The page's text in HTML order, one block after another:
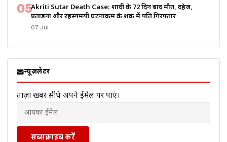
05Akriti Sutar Death Case: शादी के 72 दिन बाद मौत, दहेज,
प्रताड़ना और रहस्यमयी घटनाक्रम के शक में पति गिरफ्तार
07 Jul
न्यूज़लेटर
ताज़ा खबरें सीधे अपने ईमेल पर पाएं।
सब्सक्राइब करें